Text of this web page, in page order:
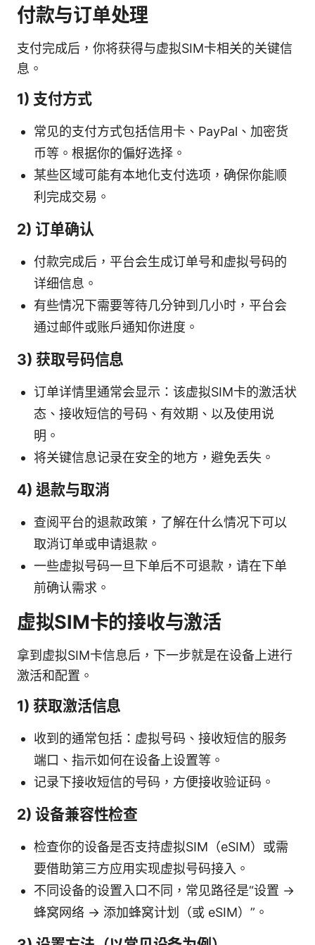
付款与订单处理
支付完成后，你将获得与虚拟SIM卡相关的关键信
息。
1) 支付方式
常见的支付方式包括信用卡、PayPal、加密货
币等。根据你的偏好选择。
某些区域可能有本地化支付选项，确保你能顺
利完成交易。
2) 订单确认
付款完成后，平台会生成订单号和虚拟号码的
详细信息。
有些情况下需要等待几分钟到几小时，平台会
通过邮件或账户通知你进度。
3) 获取号码信息
订单详情里通常会显示：该虚拟SIM卡的激活状
态、接收短信的号码、有效期、以及使用说
明。
将关键信息记录在安全的地方，避免丢失。
4) 退款与取消
查阅平台的退款政策，了解在什么情况下可以
取消订单或申请退款。
一些虚拟号码一旦下单后不可退款，请在下单
前确认需求。
虚拟SIM卡的接收与激活
拿到虚拟SIM卡信息后，下一步就是在设备上进行
激活和配置。
1) 获取激活信息
收到的通常包括：虚拟号码、接收短信的服务
端口、指示如何在设备上设置等。
记录下接收短信的号码，方便接收验证码。
2) 设备兼容性检查
检查你的设备是否支持虚拟SIM（eSIM）或需
要借助第三方应用实现虚拟号码接入。
不同设备的设置入口不同，常见路径是“设置 ->
蜂窝网络 -> 添加蜂窝计划（或 eSIM）”。